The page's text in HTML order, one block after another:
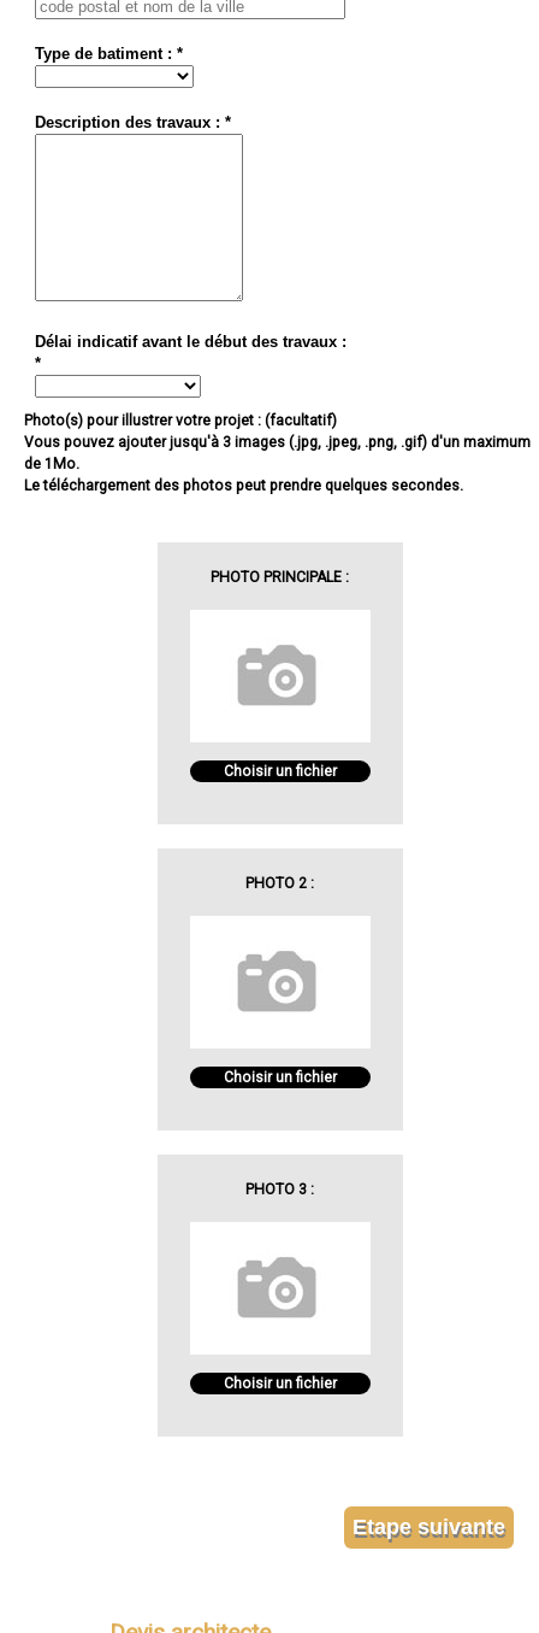
Type de batiment : *
Description des travaux : *
Délai indicatif avant le début des travaux :
*
Photo(s) pour illustrer votre projet : (facultatif)
Vous pouvez ajouter jusqu'à 3 images (.jpg, .jpeg, .png, .gif) d'un maximum
de 1Mo.
Le téléchargement des photos peut prendre quelques secondes.
PHOTO PRINCIPALE :
Choisir un fichier
PHOTO 2 :
Choisir un fichier
PHOTO 3 :
Choisir un fichier